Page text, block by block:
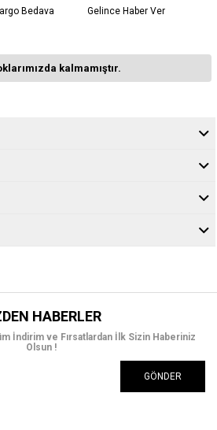
Bedava Gelince Haber Ver
kalmamıştır.
HABERLER
İndirim ve Fırsatlardan İlk Sizin Haberiniz
Olsun !
GÖNDER